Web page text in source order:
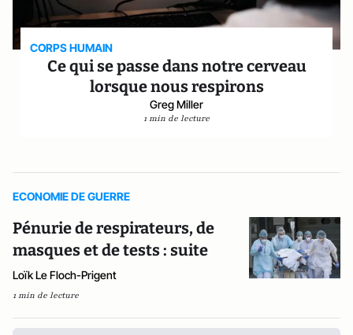
CORPS HUMAIN
Ce qui se passe dans notre cerveau
lorsque nous respirons
Greg Miller
1 min de lecture
ECONOMIE DE GUERRE
Pénurie de respirateurs, de
masques et de tests : suite
Loïk Le Floch-Prigent
1 min de lecture